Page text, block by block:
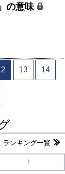
の意味
13 14
ランキング一覧
f